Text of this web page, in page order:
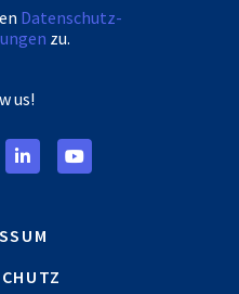
Datenschutz­
zu.
us!